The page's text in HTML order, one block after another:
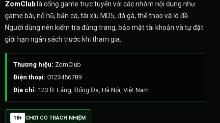
ZomClublà cổng game trực tuyến với các nhóm nội dung như
game bài, nổ hũ, bắn cá, tài xỉu MD5, đá gà, thể thao và lô đề.
Người dùng nên kiểm tra đúng trang, bảo mật tài khoản và tự đặt
giới hạn ngân sách trước khi tham gia.
Thương hiệu: ZomClub
Điện thoại: 0123456789
Địa chỉ: 123 Đ. Láng, Đống Đa, Hà Nội, Việt Nam
18+ CHƠI CÓ TRÁCH NHIỆM